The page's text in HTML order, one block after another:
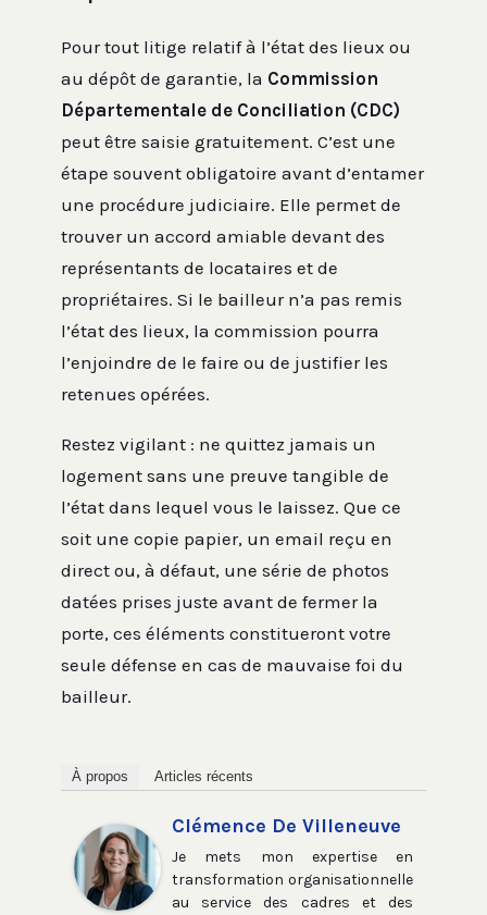
Pour tout litige relatif à l’état des lieux ou
au dépôt de garantie, la Commission
Départementale de Conciliation (CDC)
peut être saisie gratuitement. C’est une
étape souvent obligatoire avant d’entamer
une procédure judiciaire. Elle permet de
trouver un accord amiable devant des
représentants de locataires et de
propriétaires. Si le bailleur n’a pas remis
l’état des lieux, la commission pourra
l’enjoindre de le faire ou de justifier les
retenues opérées.
Restez vigilant : ne quittez jamais un
logement sans une preuve tangible de
l’état dans lequel vous le laissez. Que ce
soit une copie papier, un email reçu en
direct ou, à défaut, une série de photos
datées prises juste avant de fermer la
porte, ces éléments constitueront votre
seule défense en cas de mauvaise foi du
bailleur.
À propos Articles récents
Clémence De Villeneuve
Je mets mon expertise en
transformation organisationnelle
au service des cadres et des